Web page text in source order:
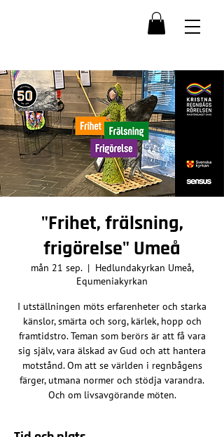
"Frihet, frälsning,
frigörelse" Umeå
mån 21 sep.
  |
Hedlundakyrkan Umeå,
Equmeniakyrkan
I utställningen möts erfarenheter och starka
känslor, smärta och sorg, kärlek, hopp och
framtidstro. Teman som berörs är att få vara
sig själv, vara älskad av Gud och att hantera
motstånd. Om att se världen i regnbågens
färger, utmana normer och stödja varandra.
Och om livsavgörande möten.